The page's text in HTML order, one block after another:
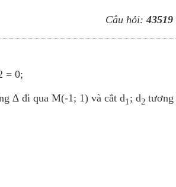
Câu hỏi:43519
= 0;
∆ đi qua M(-1; 1) và cắt d1 ; d2 tương